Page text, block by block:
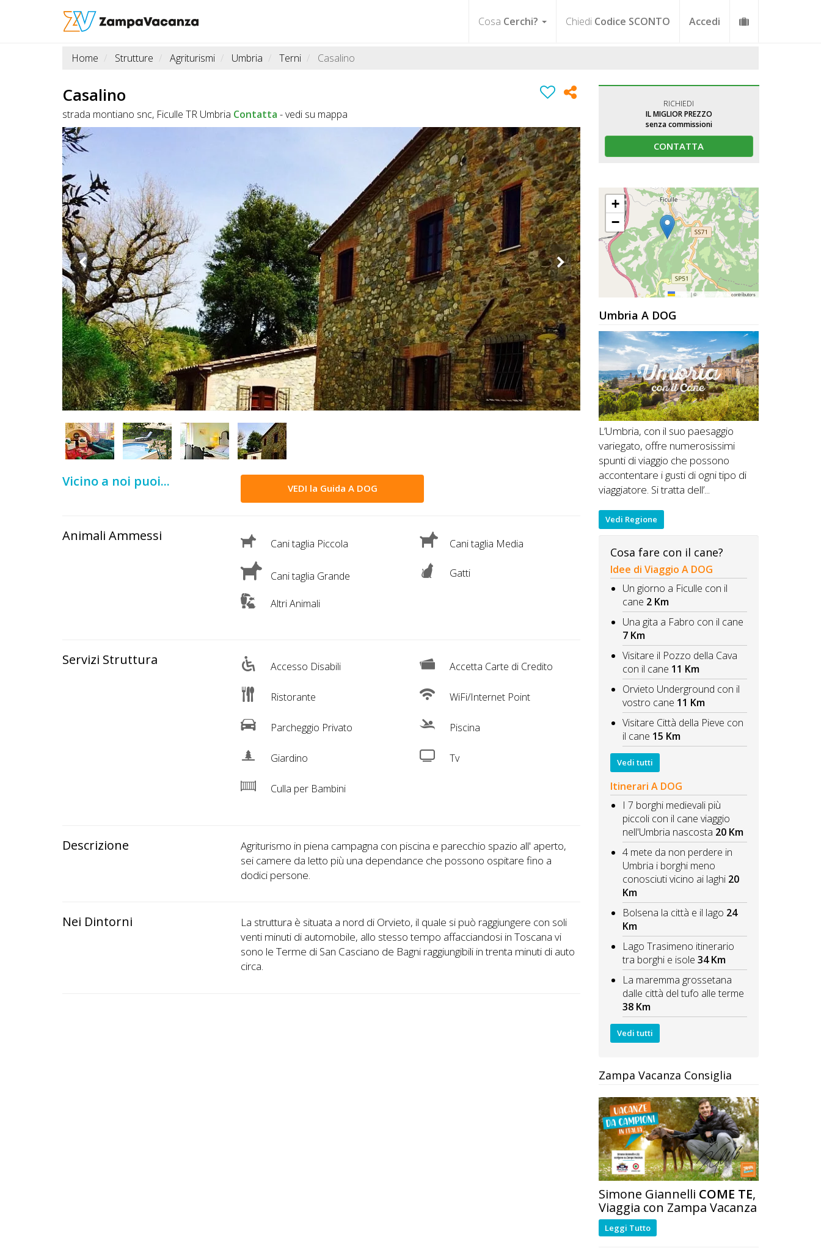
Cosa Cerchi? Chiedi Codice SCONTO Accedi
STRUTTURE
LUOGHI
OFFERTE
CHIEDI
CODICE
SCONTO
Home Strutture Agriturismi Umbria Terni Casalino
Casalino
strada montiano snc, Ficulle TR Umbria Contatta -vedi su mappa
Vicino a noi puoi... VEDI la Guida A DOG
Animali Ammessi Cani taglia Piccola Cani taglia Media
Cani taglia Grande Gatti
Altri Animali
Servizi Struttura Accesso Disabili Accetta Carte di Credito
Ristorante WiFi/Internet Point
Parcheggio Privato Piscina
Giardino Tv
Culla per Bambini
Descrizione
Agriturismo in piena campagna con piscina e parecchio spazio all' aperto,
sei camere da letto più una dependance che possono ospitare fino a
dodici persone.
Nei Dintorni
La struttura è situata a nord di Orvieto, il quale si può raggiungere con soli
venti minuti di automobile, allo stesso tempo affacciandosi in Toscana vi
sono le Terme di San Casciano de Bagni raggiungibili in trenta minuti di auto
circa.
RICHIEDI
IL MIGLIOR PREZZO
senza commissioni
CONTATTA
+
−
|© OpenStreetMapcontributors
Umbria A DOG
L’Umbria, con il suo paesaggio
variegato, offre numerosissimi
spunti di viaggio che possono
accontentare i gusti di ogni tipo di
viaggiatore. Si tratta dell’...
Vedi Regione
Cosa fare con il cane?
Idee di Viaggio A DOG
Un giorno a Ficulle con il
cane 2 Km
Una gita a Fabro con il cane
7 Km
Visitare il Pozzo della Cava
con il cane 11 Km
Orvieto Underground con il
vostro cane 11 Km
Visitare Città della Pieve con
il cane 15 Km
Vedi tutti
Itinerari A DOG
I 7 borghi medievali più
piccoli con il cane viaggio
nell'Umbria nascosta 20 Km
4 mete da non perdere in
Umbria i borghi meno
conosciuti vicino ai laghi 20
Km
Bolsena la città e il lago 24
Km
Lago Trasimeno itinerario
tra borghi e isole 34 Km
La maremma grossetana
dalle città del tufo alle terme
38 Km
Vedi tutti
Zampa Vacanza Consiglia
Simone Giannelli COME TE,
Viaggia con Zampa Vacanza
Leggi Tutto